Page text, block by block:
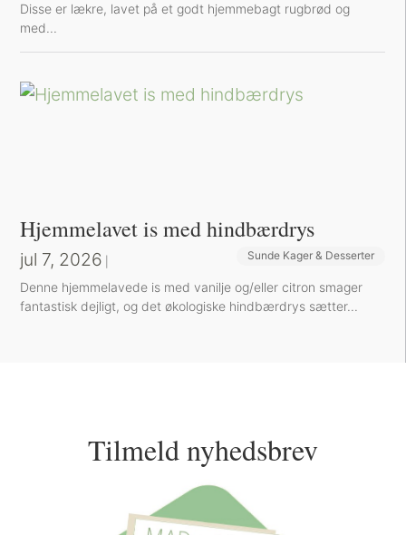
Disse er lækre, lavet på et godt hjemmebagt rugbrød og
med...
Hjemmelavet is med hindbærdrys
jul 7, 2026 Sunde Kager & Desserter
Denne hjemmelavede is med vanilje og/eller citron smager
fantastisk dejligt, og det økologiske hindbærdrys sætter...
Tilmeld nyhedsbrev